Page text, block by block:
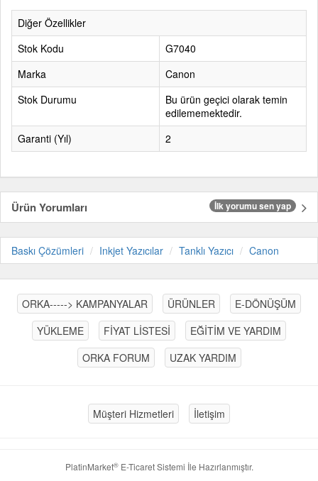
Diğer Özellikler
Stok Kodu
G7040
Marka
Canon
Stok Durumu
Bu ürün geçici olarak temin
edilememektedir.
Garanti (Yıl)
2
Ürün Yorumları İlk yorumu sen yap
Baskı Çözümleri Inkjet Yazıcılar Tanklı Yazıcı Canon
ORKA-----> KAMPANYALAR ÜRÜNLER
E-DÖNÜŞÜM
YÜKLEME
FİYAT LİSTESİ
EĞİTİM VE YARDIM
ORKA FORUM
UZAK YARDIM
Müşteri Hizmetleri İletişim
PlatinMarket®E-Ticaret Sistemi İle Hazırlanmıştır.